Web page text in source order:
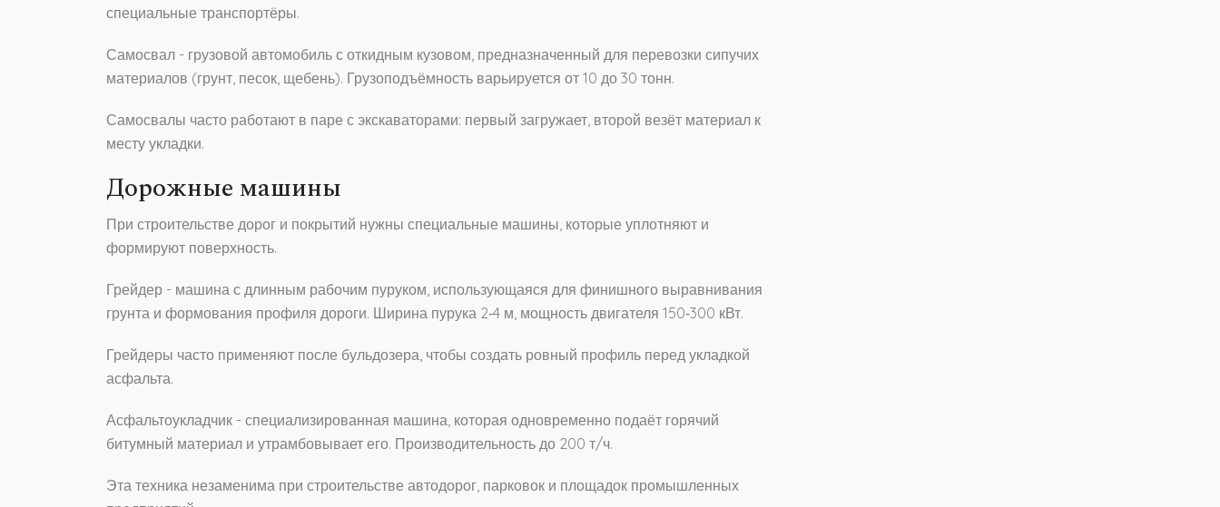
специальные транспортёры.
Самосвал - грузовой автомобиль с откидным кузовом, предназначенный для перевозки сипучих
материалов (грунт, песок, щебень). Грузоподъёмность варьируется от 10 до 30 тонн.
Самосвалы часто работают в паре с экскаваторами: первый загружает, второй везёт материал к
месту укладки.
Дорожные машины
При строительстве дорог и покрытий нужны специальные машины, которые уплотняют и
формируют поверхность.
Грейдер - машина с длинным рабочим пуруком, использующаяся для финишного выравнивания
грунта и формования профиля дороги. Ширина пурука 2‑4 м, мощность двигателя 150‑300 кВт.
Грейдеры часто применяют после бульдозера, чтобы создать ровный профиль перед укладкой
асфальта.
Асфальтоукладчик - специализированная машина, которая одновременно подаёт горячий
битумный материал и утрамбовывает его. Производительность до 200 т/ч.
Эта техника незаменима при строительстве автодорог, парковок и площадок промышленных